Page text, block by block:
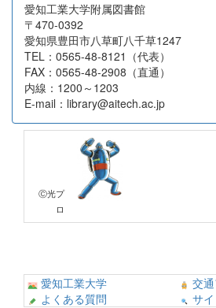
愛知工業大学附属図書館
〒470-0392
愛知県豊田市八草町八千草1247
TEL：0565-48-8121（代表）
FAX：0565-48-2908（直通）
内線：1200～1203
E-mail：library@aitech.ac.jp
Ⓒ光プ
ロ
愛知工業大学
交
よくある質問
サ